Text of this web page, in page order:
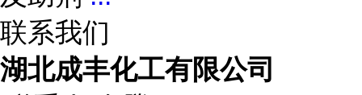
联系我们
湖北成丰化工有限公司